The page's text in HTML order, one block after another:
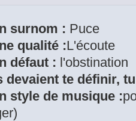
surnom : Puce
qualité :L'écoute
défaut : l'obstination
devaient te définir,
style de musique :